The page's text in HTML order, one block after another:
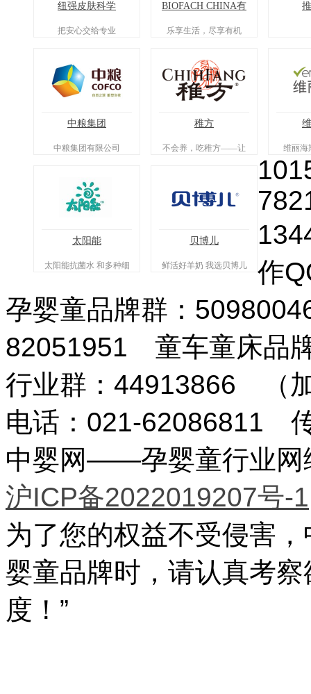
纽强皮肤科学
把安心交给专业
BIOFACH CHINA有
乐享生活，尽享有机
中粮集团
中粮集团有限公司
稚方
不会养，吃稚方——让
维丽海
太阳能
太阳能抗菌水 和多种细
贝博儿
鲜活好羊奶 我选贝博儿
作
孕婴童品牌群：
82051951 童车童床品
行业群：44913866 （
电话：021-62086811
中婴网——孕婴童行业
沪ICP备2022019207号-1
为了您的权益不受侵害
婴童品牌时，请认真考
度！”